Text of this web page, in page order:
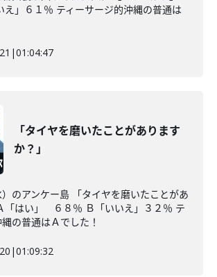
え」６１％ ティーサージ的沖縄の普通は
|01:04:47
「タイヤを磨いたことがあります
か？」
のアンケー島 「タイヤを磨いたことがあ
「はい」 ６８％ Ｂ「いいえ」３２％ テ
の普通はＡでした！
|01:09:32